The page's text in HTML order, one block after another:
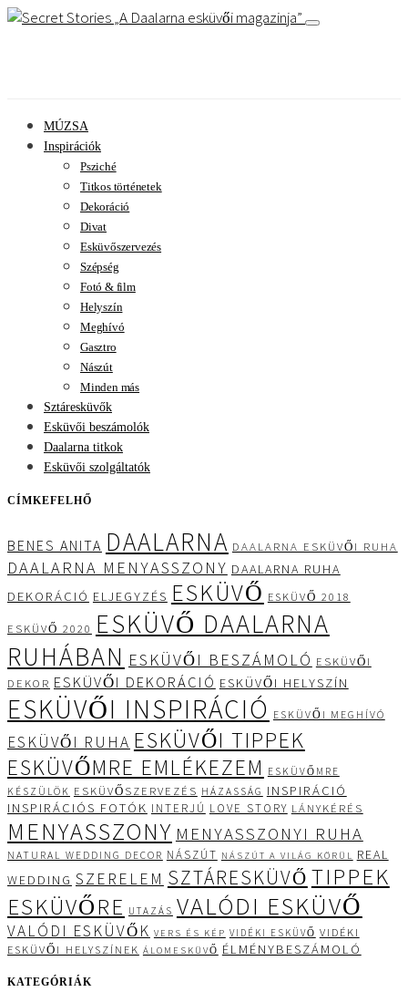
A Daalarna esküvői magazinja
MÚZSA
Inspirációk
Psziché
Titkos történetek
Dekoráció
Divat
Esküvőszervezés
Szépség
Fotó & film
Helyszín
Meghívó
Gasztro
Nászút
Minden más
Sztáresküvők
Esküvői beszámolók
Daalarna titkok
Esküvői szolgáltatók
CÍMKEFELHŐ
BENES ANITA DAALARNA DAALARNA ESKÜVŐI RUHA
DAALARNA MENYASSZONY DAALARNA RUHA
DEKORÁCIÓ ELJEGYZÉS ESKÜVŐ ESKÜVŐ 2018
ESKÜVŐ 2020 ESKÜVŐ DAALARNA
RUHÁBAN ESKÜVŐI BESZÁMOLÓ ESKÜVŐI
DEKOR ESKÜVŐI DEKORÁCIÓ ESKÜVŐI HELYSZÍN
ESKÜVŐI INSPIRÁCIÓ ESKÜVŐI MEGHÍVÓ
ESKÜVŐI RUHA ESKÜVŐI TIPPEK
ESKÜVŐMRE EMLÉKEZEM
ESKÜVŐMRE
KÉSZÜLÖK ESKÜVŐSZERVEZÉS HÁZASSÁG INSPIRÁCIÓ
INSPIRÁCIÓS FOTÓK INTERJÚ LOVE STORY LÁNYKÉRÉS
MENYASSZONY MENYASSZONYI RUHA
NATURAL WEDDING DECOR NÁSZÚT NÁSZÚT A VILÁG KÖRÜL REAL
WEDDING SZERELEM SZTÁRESKÜVŐ TIPPEK
ESKÜVŐRE UTAZÁS VALÓDI ESKÜVŐ
VALÓDI ESKÜVŐK VERS ÉS KÉP VIDÉKI ESKÜVŐ VIDÉKI
ESKÜVŐI HELYSZÍNEK ÁLOMESKÜVŐ ÉLMÉNYBESZÁMOLÓ
KATEGÓRIÁK